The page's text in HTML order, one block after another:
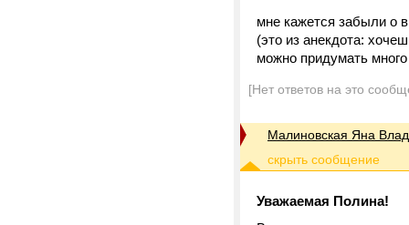
мне кажется забыли о
(это из анекдота:
можно придумать
[Нет ответов на это
Малиновская Яна
Уважаемая Полина!